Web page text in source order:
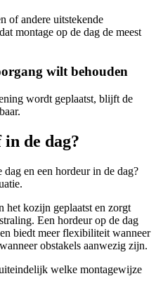
of andere uitstekende
montage op de dag de meest
wilt behouden
wordt geplaatst, blijft de
de dag?
en een hordeur in de dag?
het kozijn geplaatst en zorgt
Een hordeur op de dag
biedt meer flexibiliteit wanneer
obstakels aanwezig zijn.
welke montagewijze